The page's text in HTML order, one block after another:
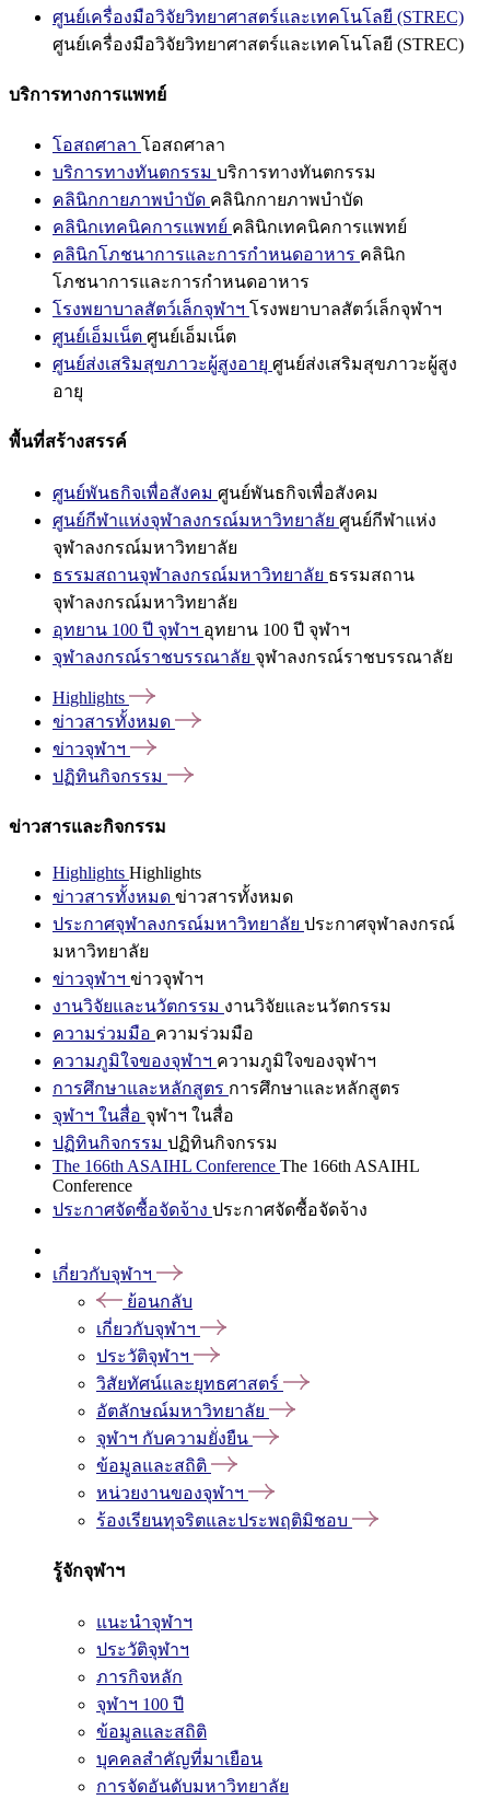
ศูนย์เครื่องมือวิจัยวิทยาศาสตร์และเทคโนโลยี (STREC)
ศูนย์เครื่องมือวิจัยวิทยาศาสตร์และเทคโนโลยี (STREC)
บริการทางการแพทย์
โอสถศาลา โอสถศาลา
บริการทางทันตกรรม บริการทางทันตกรรม
คลินิกกายภาพบำบัด คลินิกกายภาพบำบัด
คลินิกเทคนิคการแพทย์ คลินิกเทคนิคการแพทย์
คลินิกโภชนาการและการกำหนดอาหาร คลินิก
โภชนาการและการกำหนดอาหาร
โรงพยาบาลสัตว์เล็กจุฬาฯ โรงพยาบาลสัตว์เล็กจุฬาฯ
ศูนย์เอ็มเน็ต ศูนย์เอ็มเน็ต
ศูนย์ส่งเสริมสุขภาวะผู้สูงอายุ ศูนย์ส่งเสริมสุขภาวะผู้สูง
อายุ
พื้นที่สร้างสรรค์
ศูนย์พันธกิจเพื่อสังคม ศูนย์พันธกิจเพื่อสังคม
ศูนย์กีฬาแห่งจุฬาลงกรณ์มหาวิทยาลัย ศูนย์กีฬาแห่ง
จุฬาลงกรณ์มหาวิทยาลัย
ธรรมสถานจุฬาลงกรณ์มหาวิทยาลัย ธรรมสถาน
จุฬาลงกรณ์มหาวิทยาลัย
อุทยาน 100 ปี จุฬาฯ อุทยาน 100 ปี จุฬาฯ
จุฬาลงกรณ์ราชบรรณาลัย จุฬาลงกรณ์ราชบรรณาลัย
Highlights
ข่าวสารทั้งหมด
ข่าวจุฬาฯ
ปฏิทินกิจกรรม
ข่าวสารและกิจกรรม
Highlights Highlights
ข่าวสารทั้งหมด ข่าวสารทั้งหมด
ประกาศจุฬาลงกรณ์มหาวิทยาลัย ประกาศจุฬาลงกรณ์
มหาวิทยาลัย
ข่าวจุฬาฯ ข่าวจุฬาฯ
งานวิจัยและนวัตกรรม งานวิจัยและนวัตกรรม
ความร่วมมือ ความร่วมมือ
ความภูมิใจของจุฬาฯ ความภูมิใจของจุฬาฯ
การศึกษาและหลักสูตร การศึกษาและหลักสูตร
จุฬาฯ ในสื่อ จุฬาฯ ในสื่อ
ปฏิทินกิจกรรม ปฏิทินกิจกรรม
The 166th ASAIHL Conference The 166th ASAIHL
Conference
ประกาศจัดซื้อจัดจ้าง ประกาศจัดซื้อจัดจ้าง
เกี่ยวกับจุฬาฯ
ย้อนกลับ
เกี่ยวกับจุฬาฯ
ประวัติจุฬาฯ
วิสัยทัศน์และยุทธศาสตร์
อัตลักษณ์มหาวิทยาลัย
จุฬาฯ กับความยั่งยืน
ข้อมูลและสถิติ
หน่วยงานของจุฬาฯ
ร้องเรียนทุจริตและประพฤติมิชอบ
รู้จักจุฬาฯ
แนะนำจุฬาฯ
ประวัติจุฬาฯ
ภารกิจหลัก
จุฬาฯ 100 ปี
ข้อมูลและสถิติ
บุคคลสำคัญที่มาเยือน
การจัดอันดับมหาวิทยาลัย